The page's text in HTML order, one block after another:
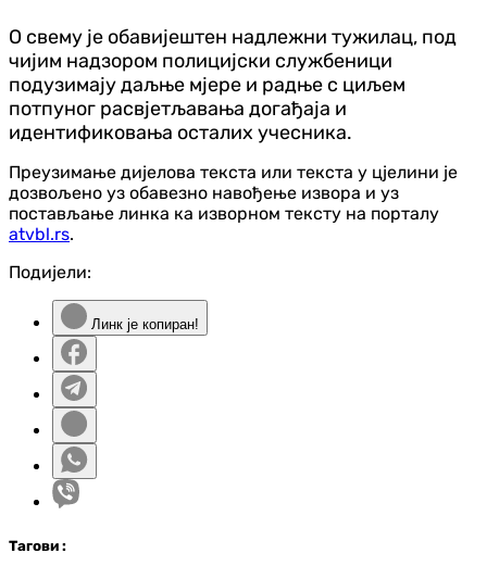
О свему је обавијештен надлежни тужилац, под
чијим надзором полицијски службеници
подузимају даљње мјере и радње с циљем
потпуног расвјетљавања догађаја и
идентификовања осталих учесника.
Преузимање дијелова текста или текста у цјелини је
дозвољено уз обавезно навођење извора и уз
постављање линка ка изворном тексту на порталу
atvbl.rs.
Подијели:
Линк је копиран!
Тагови :